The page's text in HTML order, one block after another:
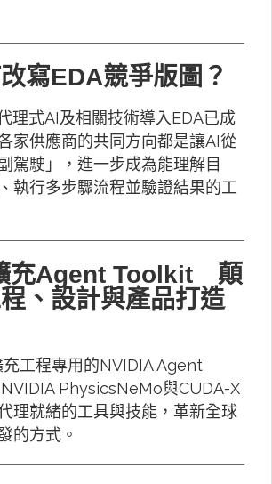
寫EDA競爭版圖？
理式AI及相關技術導入EDA已成
家供應商的共同方向都是讓AI從
駕駛」，進一步成為能理解目
執行多步驟流程並驗證結果的工
充Agent Toolkit 顛
、設計與產品打造
工程專用的NVIDIA Agent
PhysicsNeMo與CUDA-X
理就緒的工具與技能，革新全球
的方式。